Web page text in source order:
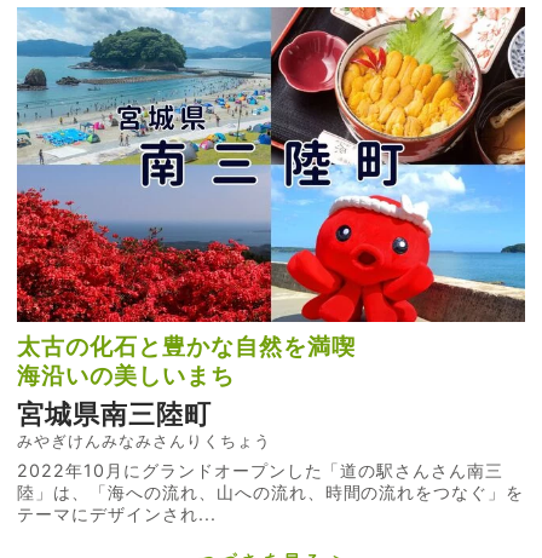
太古の化石と豊かな自然を満喫
海沿いの美しいまち
宮城県南三陸町
みやぎけんみなみさんりくちょう
2022年10月にグランドオープンした「道の駅さんさん南三
陸」は、「海への流れ、山への流れ、時間の流れをつなぐ」を
テーマにデザインされ...